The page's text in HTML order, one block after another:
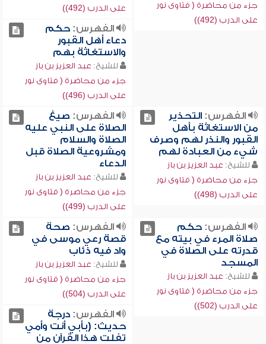
جزء من محاضرة ( فتاوى نور
على الدرب (492))
على الدرب (492))
الفهرس:حكم
دعاء أهل القبور
والاستغاثة بهم
للشيخ: عبد العزيز بن باز
جزء من محاضرة ( فتاوى نور
على الدرب (496))
الفهرس:التحذير
من الاستغاثة بأهل
القبور والنذر لهم وصرف
شيء من العبادة لهم
للشيخ: عبد العزيز بن باز
جزء من محاضرة ( فتاوى نور
على الدرب (498))
الفهرس: صيغ
الصلاة على النبي عليه
الصلاة والسلام
ومشروعية الصلاة قبل
الدعاء
للشيخ: عبد العزيز بن باز
جزء من محاضرة ( فتاوى نور
على الدرب (499))
الفهرس:حكم
صلاة المرء في بيته مع
قدرته على الصلاة في
المسجد
للشيخ: عبد العزيز بن باز
جزء من محاضرة ( فتاوى نور
على الدرب (502))
الفهرس: صحة
قصة رعي موسى في
واد فيه ذئاب
للشيخ: عبد العزيز بن باز
جزء من محاضرة ( فتاوى نور
على الدرب (504))
الفهرس:درجة
حديث: (بأبي أنت وأمي
تفلت هذا القرآن من